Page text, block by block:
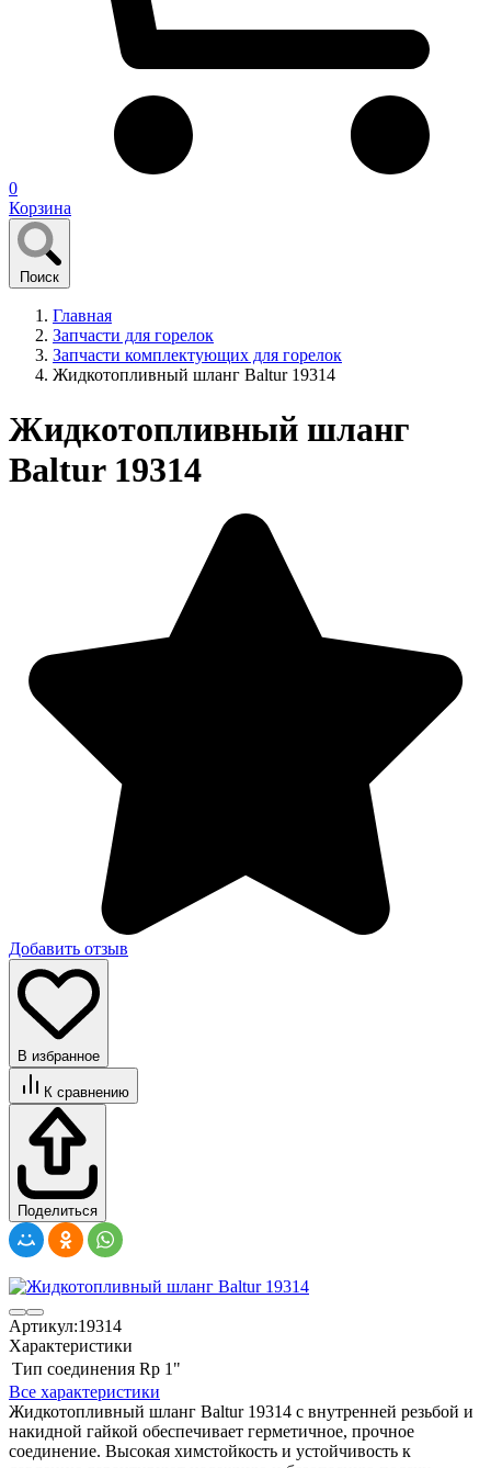
0
Корзина
Поиск
Главная
Запчасти для горелок
Запчасти комплектующих для горелок
Жидкотопливный шланг Baltur 19314
Жидкотопливный шланг
Baltur 19314
Добавить отзыв
В избранное
К сравнению
Поделиться
Артикул:19314
Характеристики
Тип соединения Rp 1"
Все характеристики
Жидкотопливный шланг Baltur 19314 с внутренней резьбой и
накидной гайкой обеспечивает герметичное, прочное
соединение. Высокая химстойкость и устойчивость к